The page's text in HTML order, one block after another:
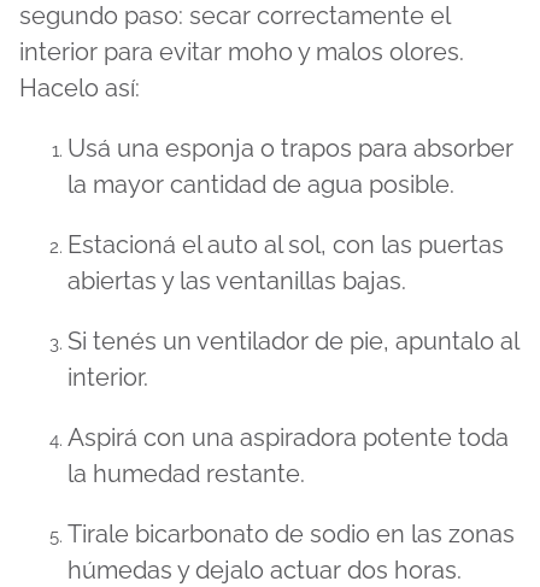
segundo paso: secar correctamente el
interior para evitar moho y malos olores.
Hacelo así:
Usá una esponja o trapos para absorber
la mayor cantidad de agua posible.
Estacioná el auto al sol, con las puertas
abiertas y las ventanillas bajas.
Si tenés un ventilador de pie, apuntalo al
interior.
Aspirá con una aspiradora potente toda
la humedad restante.
Tirale bicarbonato de sodio en las zonas
húmedas y dejalo actuar dos horas.